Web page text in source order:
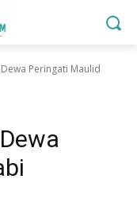
Peringati Maulid